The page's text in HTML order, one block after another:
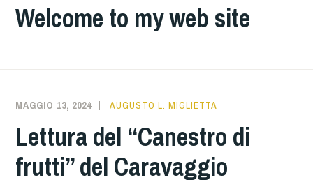
Welcome to my web site
MAGGIO 13, 2024 AUGUSTO L. MIGLIETTA
Lettura del “Canestro di
frutti” del Caravaggio